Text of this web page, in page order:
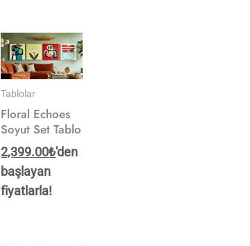
Tablolar
Floral Echoes
Soyut Set Tablo
2,399.00₺'den
başlayan
fiyatlarla!